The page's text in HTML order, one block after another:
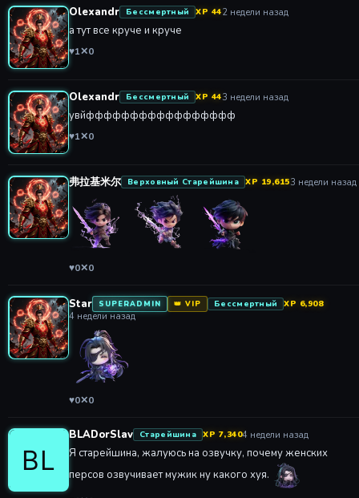
Olexandr Бессмертный XP 442 недели назад
а тут все круче и круче
♥1✕0
Olexandr Бессмертный XP 443 недели назад
увйффффффффффффффффф
♥1✕0
弗拉基米尔 Верховный Старейшина XP 19,6153 недели назад
♥0✕0
Star SUPERADMIN 👑 VIP Бессмертный XP 6,908
4 недели назад
♥0✕0
BLADorSlav Старейшина XP 7,3404 недели назад
Я старейшина, жалуюсь на озвучку, почему женских
персов озвучивает мужик ну какого хуя.